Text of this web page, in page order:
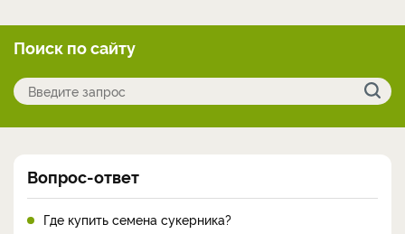
Поиск по сайту
Вопрос-ответ
Где купить семена сукерника?